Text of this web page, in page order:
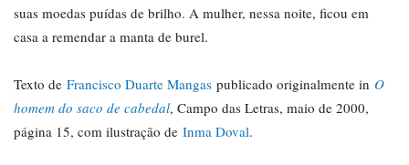
suas moedas puídas de brilho. A mulher, nessa noite, ficou em
casa a remendar a manta de burel.
Texto de Francisco Duarte Mangas publicado originalmente in O
homem do saco de cabedal, Campo das Letras, maio de 2000,
página 15, com ilustração de Inma Doval.